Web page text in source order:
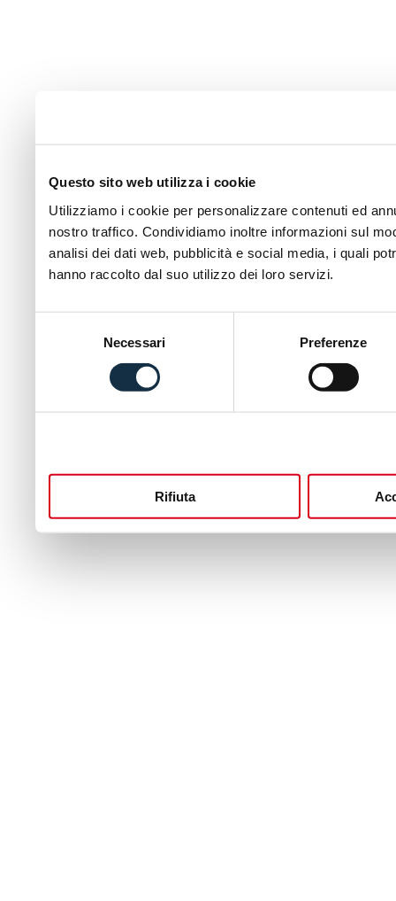
Questo sito web utilizza i cookie
Utilizziamo i cookie per personalizzare contenuti ed
nostro traffico. Condividiamo inoltre informazioni sul
analisi dei dati web, pubblicità e social media, i quali
hanno raccolto dal suo utilizzo dei loro servizi.
Necessari Preferenze
Rifiuta